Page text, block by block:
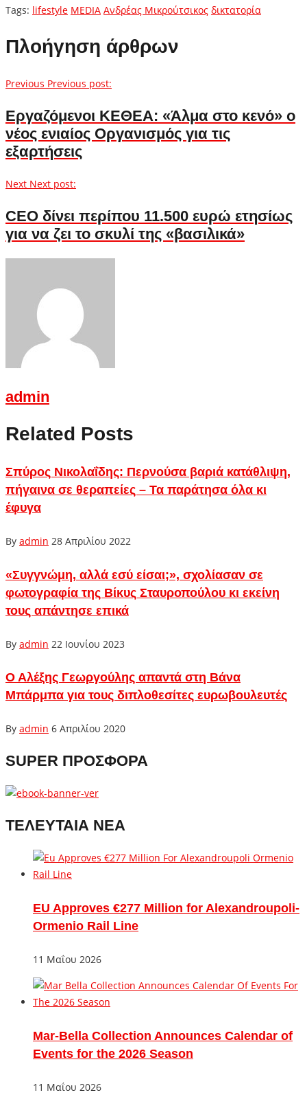
Tags: lifestyle MEDIA Ανδρέας Μικρούτσικος δικτατορία
Πλοήγηση άρθρων
Previous Previous post:
Εργαζόμενοι ΚΕΘΕΑ: «Άλμα στο κενό» ο
νέος ενιαίος Οργανισμός για τις
εξαρτήσεις
Next Next post:
CEO δίνει περίπου 11.500 ευρώ ετησίως
για να ζει το σκυλί της «βασιλικά»
admin
Related Posts
Σπύρος Νικολαΐδης: Περνούσα βαριά κατάθλιψη,
πήγαινα σε θεραπείες – Τα παράτησα όλα κι
έφυγα
By admin 28 Απριλίου 2022
«Συγγνώμη, αλλά εσύ είσαι;», σχολίασαν σε
φωτογραφία της Βίκυς Σταυροπούλου κι εκείνη
τους απάντησε επικά
By admin 22 Ιουνίου 2023
Ο Αλέξης Γεωργούλης απαντά στη Βάνα
Μπάρμπα για τους διπλοθεσίτες ευρωβουλευτές
By admin 6 Απριλίου 2020
SUPER ΠΡΟΣΦΟΡΑ
ΤΕΛΕΥΤΑΙΑ ΝΕΑ
EU Approves €277 Million for Alexandroupoli-
Ormenio Rail Line
11 Μαΐου 2026
Mar-Bella Collection Announces Calendar of
Events for the 2026 Season
11 Μαΐου 2026